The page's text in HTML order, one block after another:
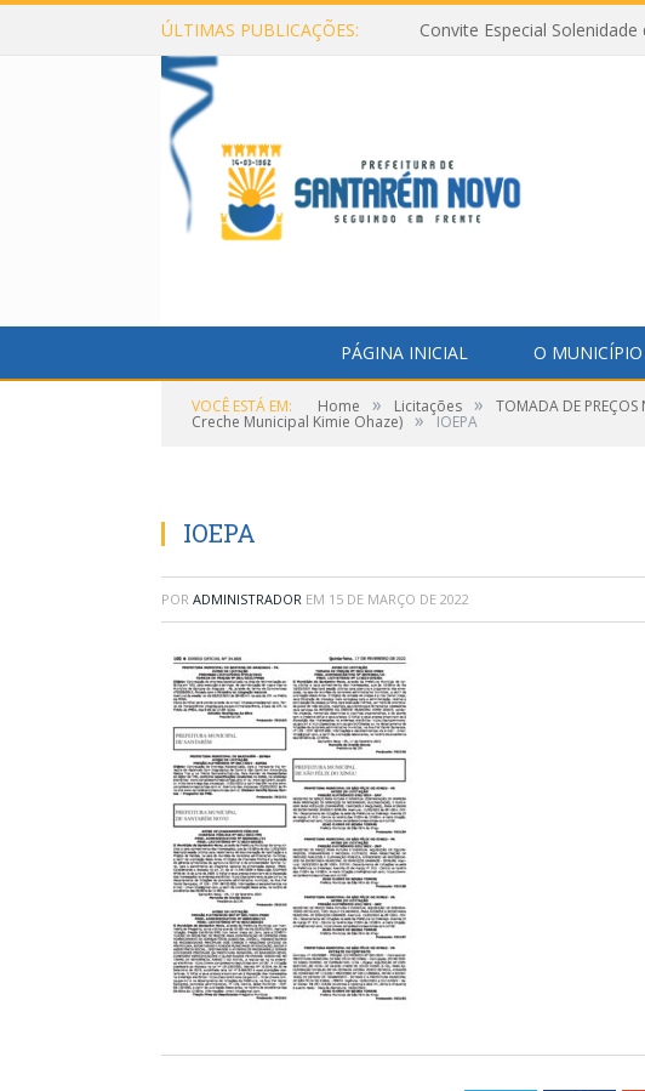
ÚLTIMAS PUBLICAÇÕES: Convite Especial Solenidade
PÁGINA INICIAL O MUNICÍPIO
VOCÊ ESTÁ EM: Home » Licitações » TOMADA DE
Creche Municipal Kimie Ohaze) » IOEPA
IOEPA
POR ADMINISTRADOR EM 15 DE MARÇO DE 2022